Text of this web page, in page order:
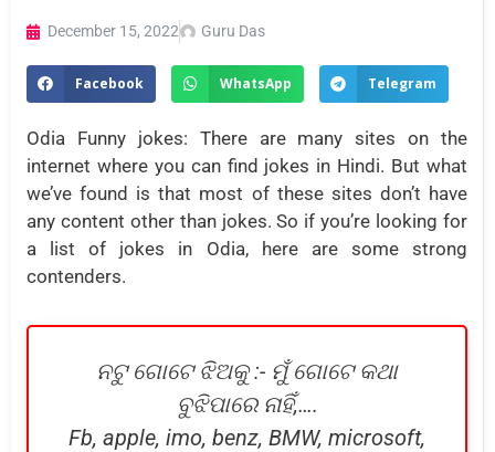
December 15, 2022 Guru Das
Facebook WhatsApp Telegram
Odia Funny jokes: There are many sites on the
internet where you can find jokes in Hindi. But what
we’ve found is that most of these sites don’t have
any content other than jokes. So if you’re looking for
a list of jokes in Odia, here are some strong
contenders.
ନଟୁ ଗୋଟେ ଝିଅକୁ :- ମୁଁ ଗୋଟେ କଥା
ବୁଝିପାରେ ନାହିଁ,….
Fb, apple, imo, benz, BMW, microsoft,